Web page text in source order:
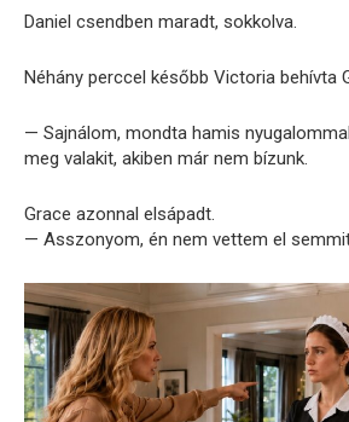
Daniel csendben maradt, sokkolva.
Néhány perccel később Victoria behívta
— Sajnálom, mondta hamis
meg valakit, akiben már nem bízunk.
Grace azonnal elsápadt.
— Asszonyom, én nem vettem el